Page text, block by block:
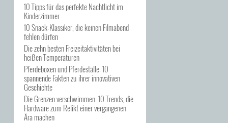
10 Tipps für das perfekte Nachtlicht im
Kinderzimmer
10 Snack-Klassiker, die keinen Filmabend
fehlen dürfen
Die zehn besten Freizeitaktivitäten bei
heißen Temperaturen
Pferdeboxen und Pferdeställe: 10
spannende Fakten zu ihrer innovativen
Geschichte
Die Grenzen verschwimmen: 10 Trends, die
Hardware zum Relikt einer vergangenen
Ära machen